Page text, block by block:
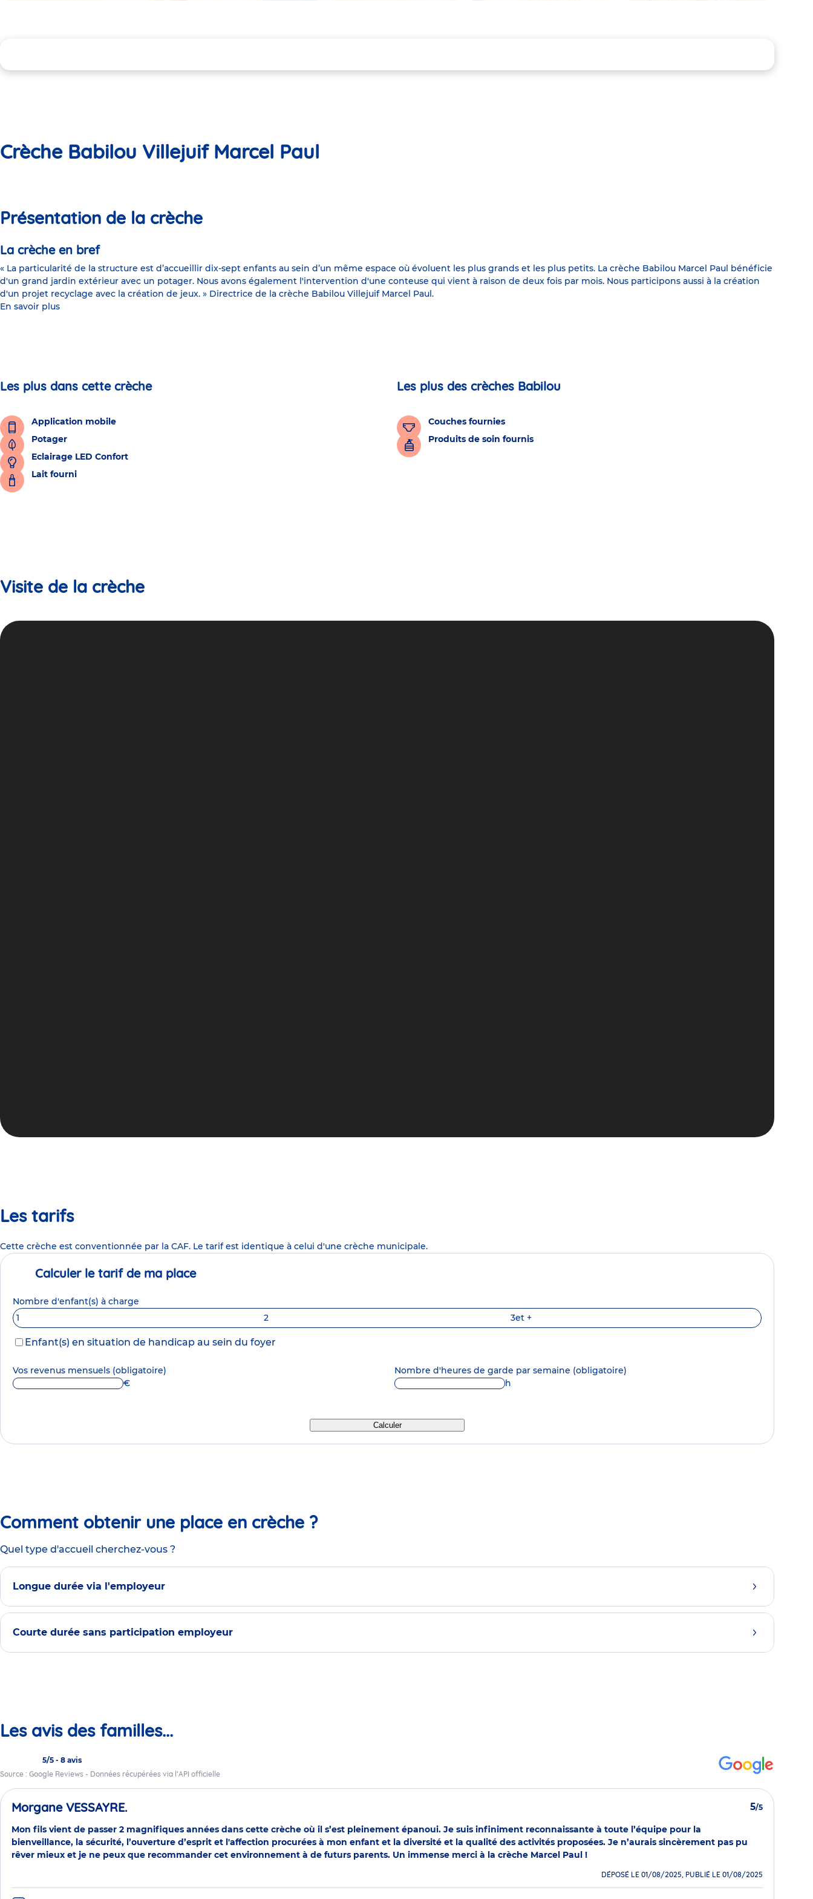
Crèche Babilou Villejuif Marcel Paul
Présentation de la crèche
La crèche en bref
« La particularité de la structure est d’accueillir dix-sept enfants au sein d’un même espace où évoluent les plus grands et les plus petits. La crèche Babilou Marcel Paul bénéficie
d'un grand jardin extérieur avec un potager. Nous avons également l'intervention d'une conteuse qui vient à raison de deux fois par mois. Nous participons aussi à la création
d'un projet recyclage avec la création de jeux. » Directrice de la crèche Babilou Villejuif Marcel Paul.
En savoir plus
Les plus dans cette crèche
Application mobile
Potager
Eclairage LED Confort
Lait fourni
Les plus des crèches Babilou
Couches fournies
Produits de soin fournis
Visite de la crèche
Les tarifs
Cette crèche est conventionnée par la CAF. Le tarif est identique à celui d'une crèche municipale.
Calculer le tarif de ma place
Nombre d'enfant(s) à charge
1
2 3et +
Enfant(s) en situation de handicap au sein du foyer
Vos revenus mensuels (obligatoire)
€
Nombre d'heures de garde par semaine (obligatoire)
h
Calculer
Comment obtenir une place en crèche ?
Quel type d'accueil cherchez-vous ?
Longue durée via l'employeur
Courte durée sans participation employeur
Les avis des familles...
5/5 - 8 avis
Source : Google Reviews - Données récupérées via l’API officielle
Morgane VESSAYRE. 5/5
Mon fils vient de passer 2 magnifiques années dans cette crèche où il s’est pleinement épanoui. Je suis infiniment reconnaissante à toute l’équipe pour la
bienveillance, la sécurité, l’ouverture d’esprit et l'affection procurées à mon enfant et la diversité et la qualité des activités proposées. Je n’aurais sincèrement pas pu
rêver mieux et je ne peux que recommander cet environnement à de futurs parents. Un immense merci à la crèche Marcel Paul !
DÉPOSÉ LE 01/08/2025, PUBLIÉ LE 01/08/2025